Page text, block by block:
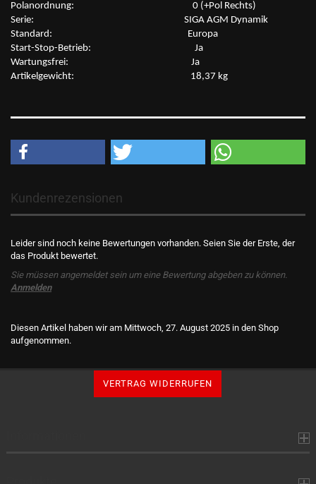
Polanordnung: 0 (+Pol Rechts)
Serie: SIGA AGM Dynamik
Standard: Europa
Start-Stop-Betrieb: Ja
Wartungsfrei: Ja
Artikelgewicht: 18,37 kg
Kundenrezensionen
Leider sind noch keine Bewertungen vorhanden. Seien Sie der Erste, der
das Produkt bewertet.
Sie müssen angemeldet sein um eine Bewertung abgeben zu können.
Anmelden
Diesen Artikel haben wir am Mittwoch, 27. August 2025 in den Shop
aufgenommen.
VERTRAG WIDERRUFEN